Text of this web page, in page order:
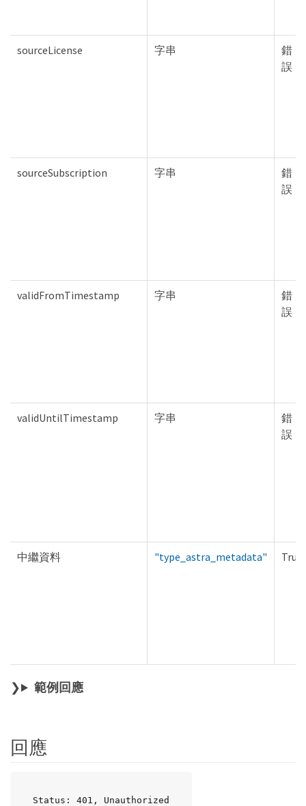
sourceLicense 字串
錯
誤
sourceSubscription 字串
錯
誤
validFromTimestamp 字串
錯
誤
validUntilTimestamp 字串
錯
誤
中繼資料 "type_astra_metadata" True
範例回應
回應
Status: 401, Unauthorized